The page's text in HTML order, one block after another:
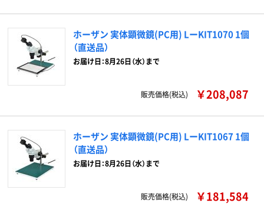
ホーザン 実体顕微鏡(PC用) LーKIT1070 1個
（直送品）
お届け日：8月26日（水）まで
販売価格(税込) ￥208,087
ホーザン 実体顕微鏡(PC用) LーKIT1067 1個
（直送品）
お届け日：8月26日（水）まで
販売価格(税込) ￥181,584